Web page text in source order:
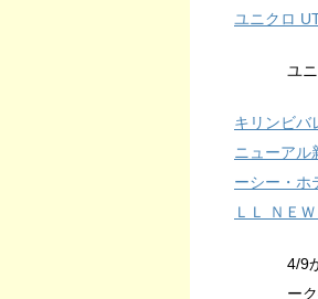
ユニクロ
ユ
キリンビバ
ニューア
ーシー・ホ
ＬＬ ＮＥ
4/9
ー